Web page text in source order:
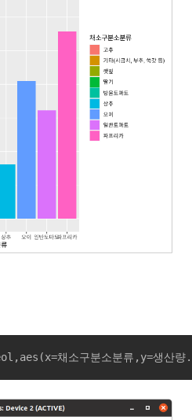
채소구분소분류,y=생산